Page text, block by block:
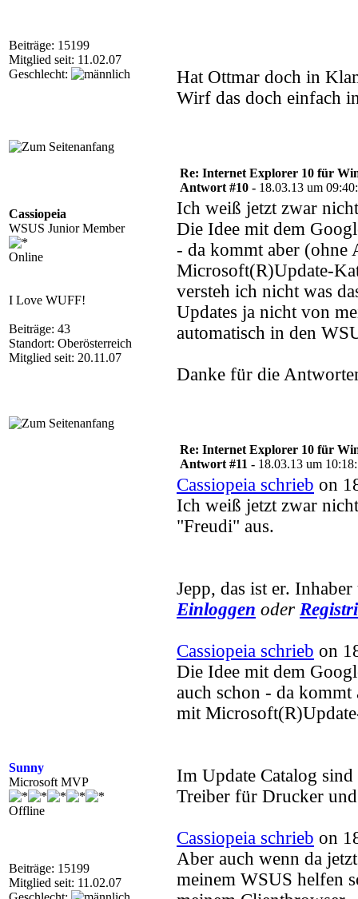
Beiträge: 15199
Mitglied seit: 11.02.07
Geschlecht:
Hat Ottmar doch in
Wirf das doch einfach
Cassiopeia
WSUS Junior Member
Online
I Love WUFF!
Beiträge: 43
Standort: Oberösterreich
Mitglied seit: 20.11.07
Re: Internet Explorer 10 für
Antwort #10 - 18.03.13 um
Ich weiß jetzt zwar
Die Idee mit dem
- da kommt aber (ohne
Microsoft(R)Update-
versteh ich nicht was
Updates ja nicht von
automatisch in den
Danke für die
Sunny
Microsoft MVP
Offline
Beiträge: 15199
Mitglied seit: 11.02.07
Re: Internet Explorer 10 für
Antwort #11 - 18.03.13 um
Cassiopeia schrieb on
Ich weiß jetzt zwar
"Freudi" aus.
Jepp, das ist er.
Einloggen oder
Cassiopeia schrieb on
Die Idee mit dem
auch schon - da
mit
Im Update Catalog
Treiber für Drucker
Cassiopeia schrieb on
Aber auch wenn da
meinem WSUS helfen